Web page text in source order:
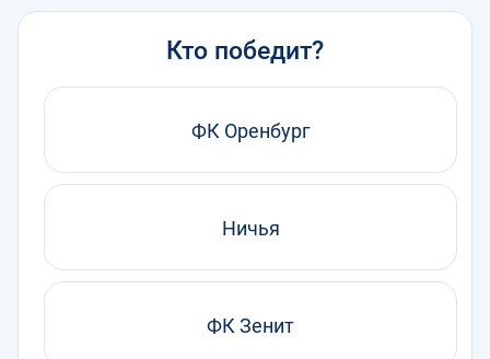
Кто победит?
ФК Оренбург
Ничья
ФК Зенит